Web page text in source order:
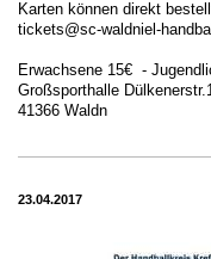
Karten können direkt
tickets@sc-waldniel-
Erwachsene 15€ -
Großsporthalle
41366 Waldn
23.04.2017